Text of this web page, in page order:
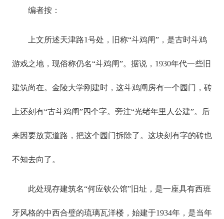
编者按：
上文所述天津路1号处，旧称“斗鸡闸”，是古时斗鸡
游戏之地，现俗称仍名“斗鸡闸”。据说，1930年代一些旧
建筑尚在。金陵大学刚建时，这斗鸡闸房有一个园门，砖
上还刻有“古斗鸡闸”四个字。旁注“光绪年里人公建”。后
来因要放宽道路，把这个园门拆除了。这块刻有字的砖也
不知去向了。
此处现存建筑名“何应钦公馆”旧址，是一座具有西班
牙风格的中西合璧的琉璃瓦洋楼，始建于1934年，是当年